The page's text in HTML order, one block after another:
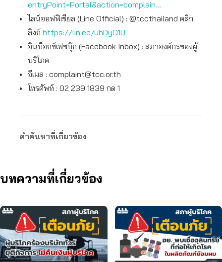
entryPoint=Portal&action=complain…
ไลน์ออฟฟิเชียล (Line Official) : @tccthailand คลิก
ลิงก์ https://lin.ee/uhDyO1U
อินบ็อกซ์เฟซบุ๊ก (Facebook Inbox) : สภาองค์กรของผู้
บริโภค
อีเมล : complaint@tcc.or.th
โทรศัพท์ : 02 239 1839 กด 1
คำค้นหาที่เกี่ยวข้อง
บทความที่เกี่ยวข้อง